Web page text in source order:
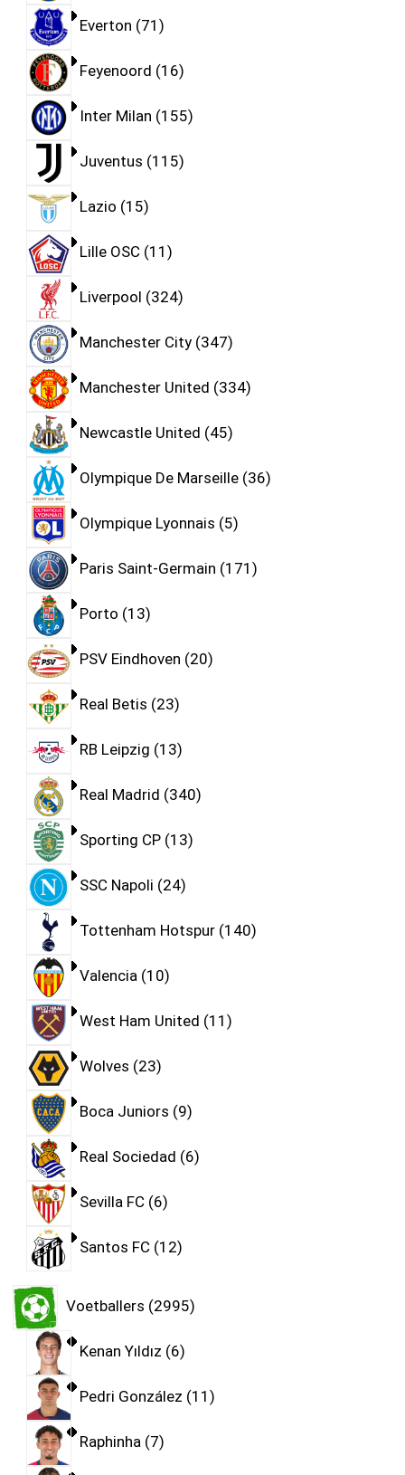
Everton 71
Feyenoord 16
Inter Milan 155
Juventus 115
Lazio 15
Lille OSC 11
Liverpool 324
Manchester City 347
Manchester United 334
Newcastle United 45
Olympique De Marseille 36
Olympique Lyonnais 5
Paris Saint-Germain 171
Porto 13
PSV Eindhoven 20
Real Betis 23
RB Leipzig 13
Real Madrid 340
Sporting CP 13
SSC Napoli 24
Tottenham Hotspur 140
Valencia 10
West Ham United 11
Wolves 23
Boca Juniors 9
Real Sociedad 6
Sevilla FC 6
Santos FC 12
Voetballers 2995
Kenan Yıldız 6
Pedri González 11
Raphinha 7